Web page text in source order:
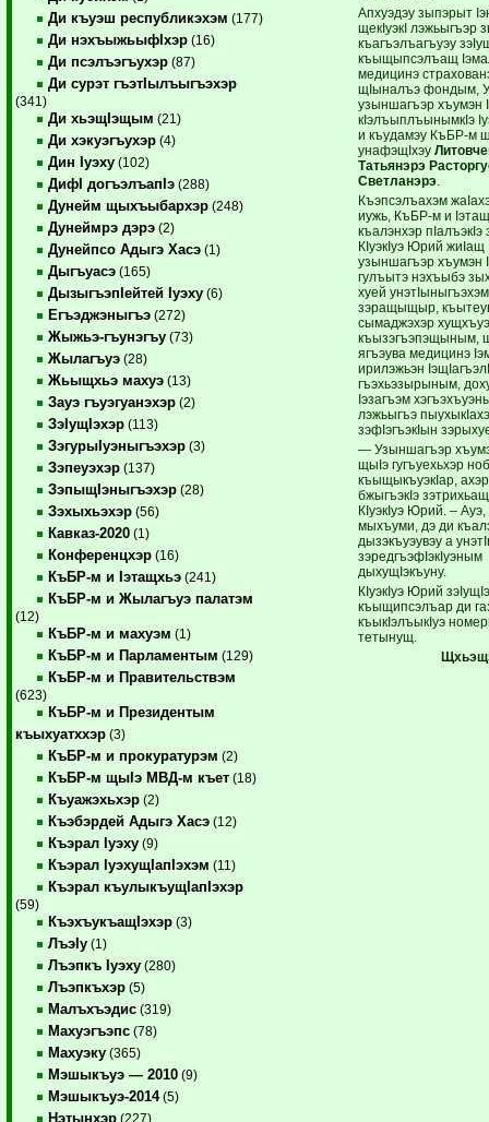
Ди къуэш республикэхэм (177)
Ди нэхъыжьыфIхэр (16)
Ди псэлъэгъухэр (87)
Ди сурэт гъэтIылъыгъэхэр
(341)
Ди хьэщIэщым (21)
Ди хэкуэгъухэр (4)
Дин Iуэху (102)
ДифI догъэлъапIэ (288)
Дунейм щыхъыбархэр (248)
Дунеймрэ дэрэ (2)
Дунейпсо Адыгэ Хасэ (1)
Дыгъуасэ (165)
ДызыгъэпIейтей Iуэху (6)
Егъэджэныгъэ (272)
Жыжьэ-гъунэгъу (73)
Жылагъуэ (28)
Жьыщхьэ махуэ (13)
Зауэ гъуэгуанэхэр (2)
ЗэIущIэхэр (113)
ЗэгурыIуэныгъэхэр (3)
Зэпеуэхэр (137)
ЗэпыщIэныгъэхэр (28)
Зэхыхьэхэр (56)
Кавказ-2020 (1)
Конференцхэр (16)
КъБР-м и Iэтащхьэ (241)
КъБР-м и Жылагъуэ палатэм
(12)
КъБР-м и махуэм (1)
КъБР-м и Парламентым (129)
КъБР-м и Правительствэм
(623)
КъБР-м и Президентым
къыхуатххэр (3)
КъБР-м и прокуратурэм (2)
КъБР-м щыIэ МВД-м къет (18)
Къуажэхьхэр (2)
Къэбэрдей Адыгэ Хасэ (12)
Къэрал Iуэху (9)
Къэрал IуэхущIапIэхэм (11)
Къэрал къулыкъущIапIэхэр
(59)
КъэхъукъащIэхэр (3)
ЛъэIу (1)
Лъэпкъ Iуэху (280)
Лъэпкъхэр (5)
Малъхъэдис (319)
Махуэгъэпс (78)
Махуэку (365)
Мэшыкъуэ — 2010 (9)
Мэшыкъуэ-2014(5)
Нэтынхэр (227)
Апхуэдэу зыпэрыт
щекIуэкI лэжьыгъэр
къагъэлъагъуэу
къыщыпсэлъащ
медицинэ
щIыналъэ фондым,
узыншагъэр хъумэн
кIэлъыплъынымкIэ
и къудамэу КъБР-м
унафэщIхэу
Татьянэрэ
Светланэрэ.
Къэпсэлъахэм
иужь, КъБР-м и
къалэнхэр пIалъэкIэ
КIуэкIуэ Юрий жиIащ
узыншагъэр хъумэн
гулъытэ нэ­хъыбэ
хуей унэтIыныгъэхэм
зэращыщыр,
сымаджэхэр
къызэгъэпэщыным,
ягъэува медицинэ
ирилэ­жьэн
гъэхьэзырыным,
Iэзагъэм
лэжьыгъэ
зэфIэгъэкIын
— Узыншагъэр
щыIэ гугъуехьхэр
къыщыкъуэкIар,
бжыгъэкIэ
КIуэкIуэ Юрий. – Ауэ,
мыхъуми, дэ ди
дызэкъуэувэу а
зэредгъэфIэкIуэным
дыхущIэкъуну.
КIуэкIуэ Юрий
къыщипсэлъар ди
къыкIэлъыкIуэ
тетынущ.